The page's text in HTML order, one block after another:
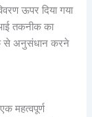
ऊपर दिया गया
तकनीक का
से अनुसंधान करने
महत्वपूर्ण